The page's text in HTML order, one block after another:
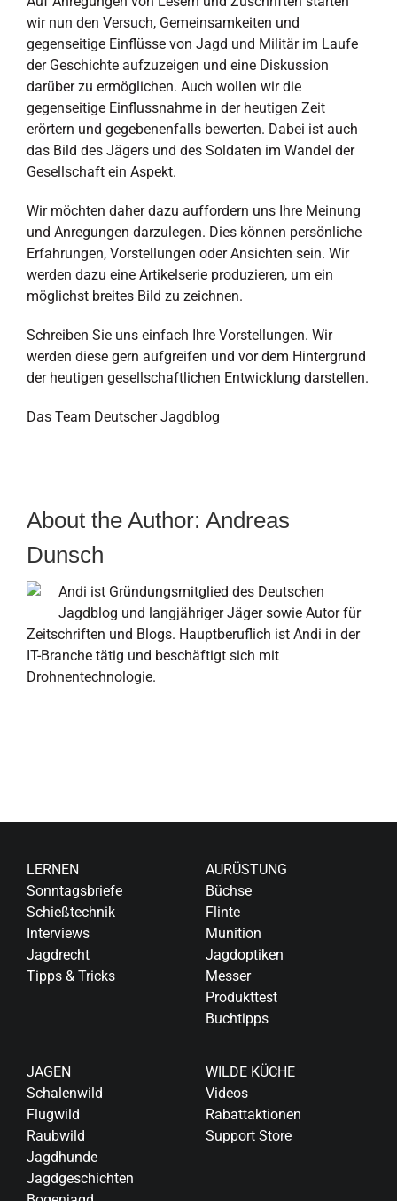
wir nun den Versuch, Gemeinsamkeiten und
gegenseitige Einflüsse von Jagd und Militär im Laufe
der Geschichte aufzuzeigen und eine Diskussion
darüber zu ermöglichen. Auch wollen wir die
gegenseitige Einflussnahme in der heutigen Zeit
erörtern und gegebenenfalls bewerten. Dabei ist auch
das Bild des Jägers und des Soldaten im Wandel der
Gesellschaft ein Aspekt.
Wir möchten daher dazu auffordern uns Ihre Meinung
und Anregungen darzulegen. Dies können persönliche
Erfahrungen, Vorstellungen oder Ansichten sein. Wir
werden dazu eine Artikelserie produzieren, um ein
möglichst breites Bild zu zeichnen.
Schreiben Sie uns einfach Ihre Vorstellungen. Wir
werden diese gern aufgreifen und vor dem Hintergrund
der heutigen gesellschaftlichen Entwicklung darstellen.
Das Team Deutscher Jagdblog
About the Author: Andreas
Dunsch
Andi ist Gründungsmitglied des Deutschen
Jagdblog und langjähriger Jäger sowie Autor für
Zeitschriften und Blogs. Hauptberuflich ist Andi in der
IT-Branche tätig und beschäftigt sich mit
Drohnentechnologie.
LERNEN
Sonntagsbriefe
Schießtechnik
Interviews
Jagdrecht
Tipps & Tricks
AURÜSTUNG
Büchse
Flinte
Munition
Jagdoptiken
Messer
Produkttest
Buchtipps
JAGEN
Schalenwild
Flugwild
Raubwild
Jagdhunde
Jagdgeschichten
WILDE KÜCHE
Videos
Rabattaktionen
Support Store